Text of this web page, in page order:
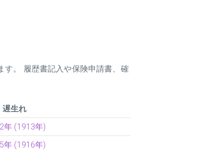
す。 履歴書記入や保険申請書、確
遅生れ
年 (1913年)
年 (1916年)